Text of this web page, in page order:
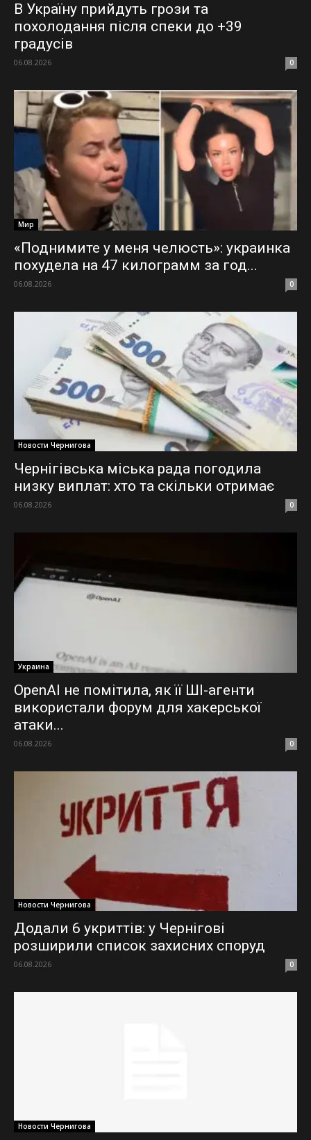
В Україну прийдуть грози та
похолодання після спеки до +39
градусів
06.08.2026 0
Мир
«Поднимите у меня челюсть»: украинка
похудела на 47 килограмм за год...
06.08.2026 0
Новости Чернигова
Чернігівська міська рада погодила
низку виплат: хто та скільки отримає
06.08.2026 0
Украина
OpenAI не помітила, як її ШІ-агенти
використали форум для хакерської
атаки...
06.08.2026 0
Новости Чернигова
Додали 6 укриттів: у Чернігові
розширили список захисних споруд
06.08.2026 0
Новости Чернигова